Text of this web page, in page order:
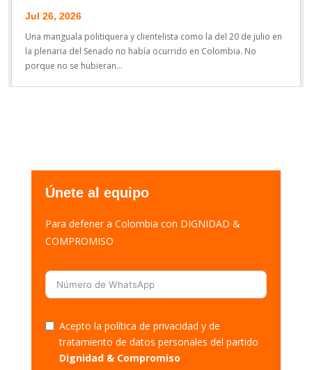
Jul 26, 2026
Una manguala politiquera y clientelista como la del 20 de julio en
la plenaria del Senado no había ocurrido en Colombia. No
porque no se hubieran...
Únete al equipo
Para defener a Colombia con DIGNIDAD &
COMPROMISO
Acepto la política de privacidad y de
tratamiento de datos personales del partido
Dignidad & Compromiso